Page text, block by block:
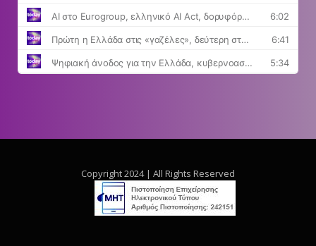
Copyright 2024 | All Rights Reserved